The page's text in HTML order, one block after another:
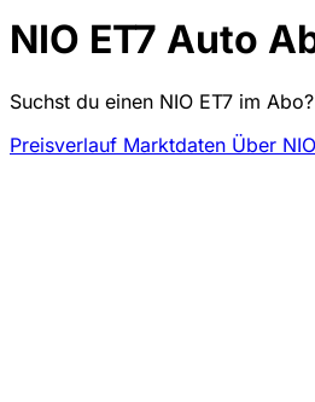
NIO ET7 Auto
Suchst du einen NIO ET7 im
Preisverlauf Marktdaten Über